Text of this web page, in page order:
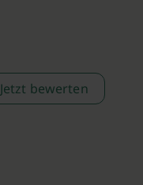
Jetzt bewerten